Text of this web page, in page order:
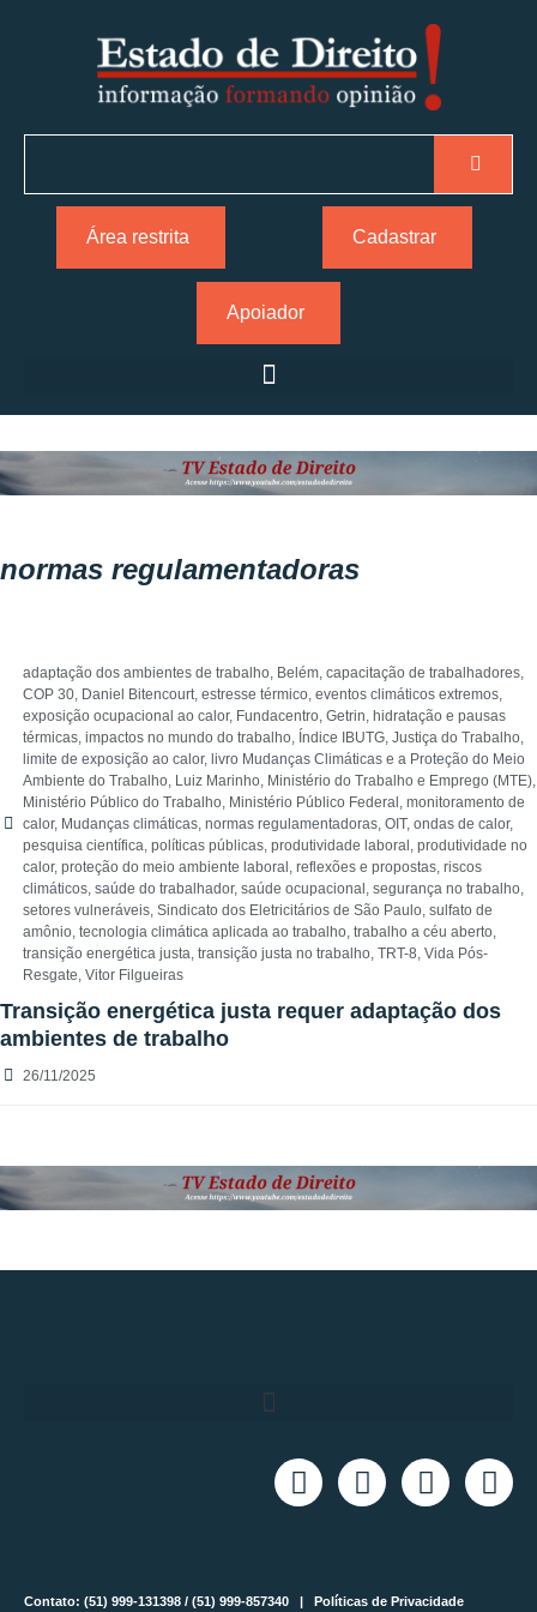
Área restrita Cadastrar
Apoiador
normas regulamentadoras
adaptação dos ambientes de trabalho, Belém, capacitação de trabalhadores,
COP 30, Daniel Bitencourt, estresse térmico, eventos climáticos extremos,
exposição ocupacional ao calor, Fundacentro, Getrin, hidratação e pausas
térmicas, impactos no mundo do trabalho, Índice IBUTG, Justiça do Trabalho,
limite de exposição ao calor, livro Mudanças Climáticas e a Proteção do Meio
Ambiente do Trabalho, Luiz Marinho, Ministério do Trabalho e Emprego (MTE),
Ministério Público do Trabalho, Ministério Público Federal , monitoramento de
calor, Mudanças climáticas, normas regulamentadoras, OIT, ondas de calor,
pesquisa científica, políticas públicas, produtividade laboral , produtividade no
calor, proteção do meio ambiente laboral , reflexões e propostas, riscos
climáticos, saúde do trabalhador, saúde ocupacional , segurança no trabalho,
setores vulneráveis, Sindicato dos Eletricitários de São Paulo, sulfato de
amônio, tecnologia climática aplicada ao trabalho, trabalho a céu aberto,
transição energética justa, transição justa no trabalho, TRT-8, Vida Pós-
Resgate, Vitor Filgueiras
Transição energética justa requer adaptação dos
ambientes de trabalho
26/11/2025
Contato: (51) 999-131398 / (51) 999-857340 | Políticas de Privacidade